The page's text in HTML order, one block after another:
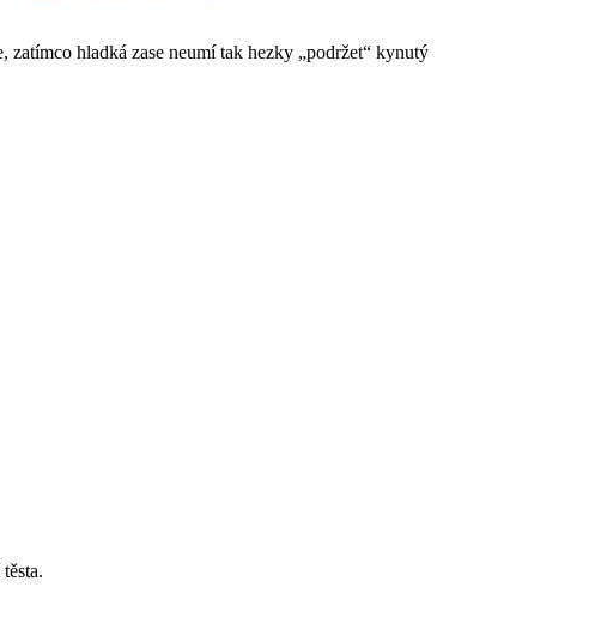
hladká zase neumí tak hezky „podržet“ kynutý